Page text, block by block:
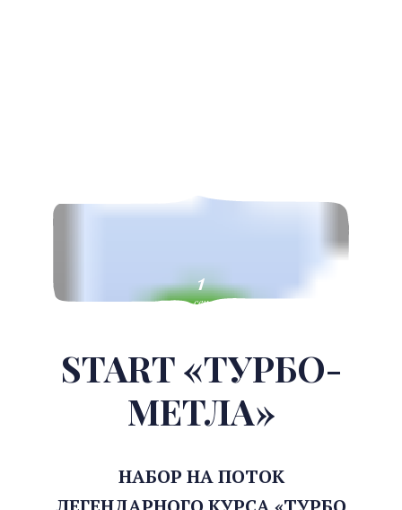
1
сен
START «ТУРБО-
МЕТЛА»
НАБОР НА ПОТОК